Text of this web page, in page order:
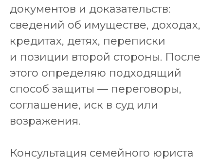
документов и доказательств:
сведений об имуществе, доходах,
кредитах, детях, переписки
и позиции второй стороны. После
этого определяю подходящий
способ защиты — переговоры,
соглашение, иск в суд или
возражения.
Консультация семейного юриста